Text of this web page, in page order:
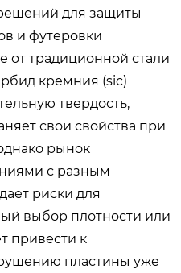
для защиты
и футеровки
от традиционной стали
кремния (sic)
твердость,
свои свойства при
рынок
с разным
риски для
выбор плотности или
привести к
пластины уже